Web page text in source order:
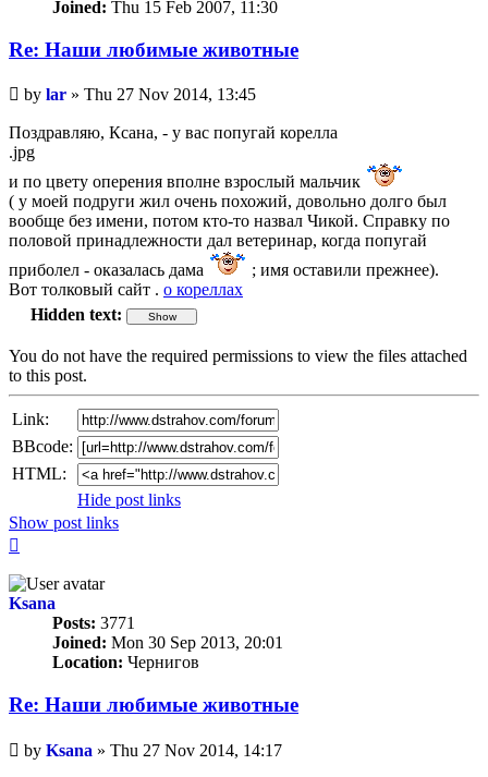
Joined: Thu 15 Feb 2007, 11:30
Re: Наши любимые животные
Unread
post
by lar » Thu 27 Nov 2014, 13:45
Поздравляю, Ксана, - у вас попугай корелла
.jpg
и по цвету оперения вполне взрослый мальчик
( у моей подруги жил очень похожий, довольно долго был
вообще без имени, потом кто-то назвал Чикой. Справку по
половой принадлежности дал ветеринар, когда попугай
приболел - оказалась дама
; имя оставили прежнее).
Вот толковый сайт . о кореллах
Hidden text:
You do not have the required permissions to view the files attached
to this post.
Link:
BBcode:
HTML:
Hide post links
Show post links
Ksana
Posts: 3771
Joined: Mon 30 Sep 2013, 20:01
Location: Чернигов
Re: Наши любимые животные
Unread
post
by Ksana » Thu 27 Nov 2014, 14:17